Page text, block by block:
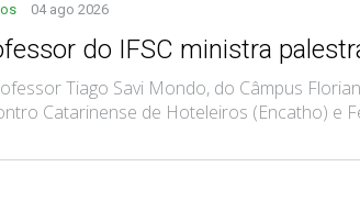
04 ago 2026
do IFSC ministra
Tiago Savi Mondo, do Câmpus
Catarinense de Hoteleiros (Encatho) e